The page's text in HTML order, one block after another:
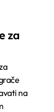
za
na